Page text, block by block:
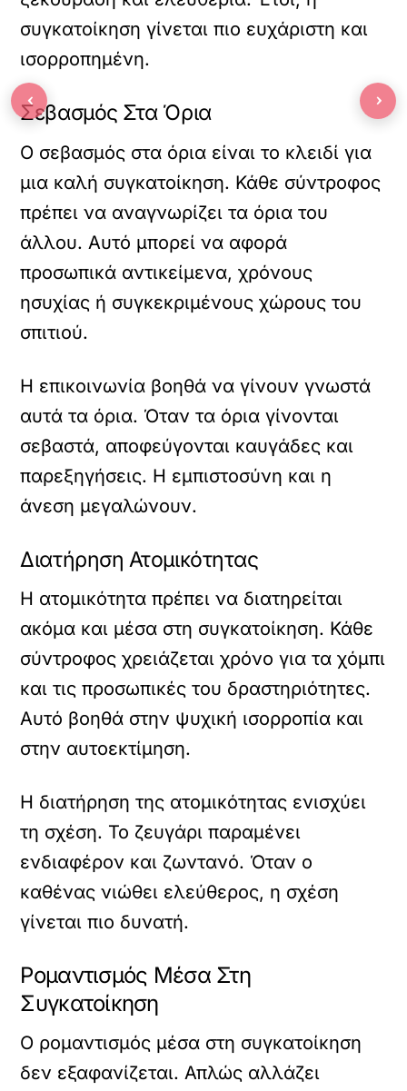
συγκατοίκηση γίνεται πιο ευχάριστη και
ισορροπημένη.
Σεβασμός Στα Όρια
Ο σεβασμός στα όρια είναι το κλειδί για
μια καλή συγκατοίκηση. Κάθε σύντροφος
πρέπει να αναγνωρίζει τα όρια του
άλλου. Αυτό μπορεί να αφορά
προσωπικά αντικείμενα, χρόνους
ησυχίας ή συγκεκριμένους χώρους του
σπιτιού.
Η επικοινωνία βοηθά να γίνουν γνωστά
αυτά τα όρια. Όταν τα όρια γίνονται
σεβαστά, αποφεύγονται καυγάδες και
παρεξηγήσεις. Η εμπιστοσύνη και η
άνεση μεγαλώνουν.
Διατήρηση Ατομικότητας
Η ατομικότητα πρέπει να διατηρείται
ακόμα και μέσα στη συγκατοίκηση. Κάθε
σύντροφος χρειάζεται χρόνο για τα χόμπι
και τις προσωπικές του δραστηριότητες.
Αυτό βοηθά στην ψυχική ισορροπία και
στην αυτοεκτίμηση.
Η διατήρηση της ατομικότητας ενισχύει
τη σχέση. Το ζευγάρι παραμένει
ενδιαφέρον και ζωντανό. Όταν ο
καθένας νιώθει ελεύθερος, η σχέση
γίνεται πιο δυνατή.
Ρομαντισμός Μέσα Στη
Συγκατοίκηση
Ο ρομαντισμός μέσα στη συγκατοίκηση
δεν εξαφανίζεται. Απλώς αλλάζει
‹ ›